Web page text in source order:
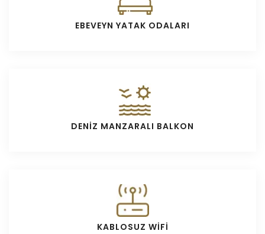
EBEVEYN YATAK ODALARI
DENİZ MANZARALI BALKON
KABLOSUZ WİFİ